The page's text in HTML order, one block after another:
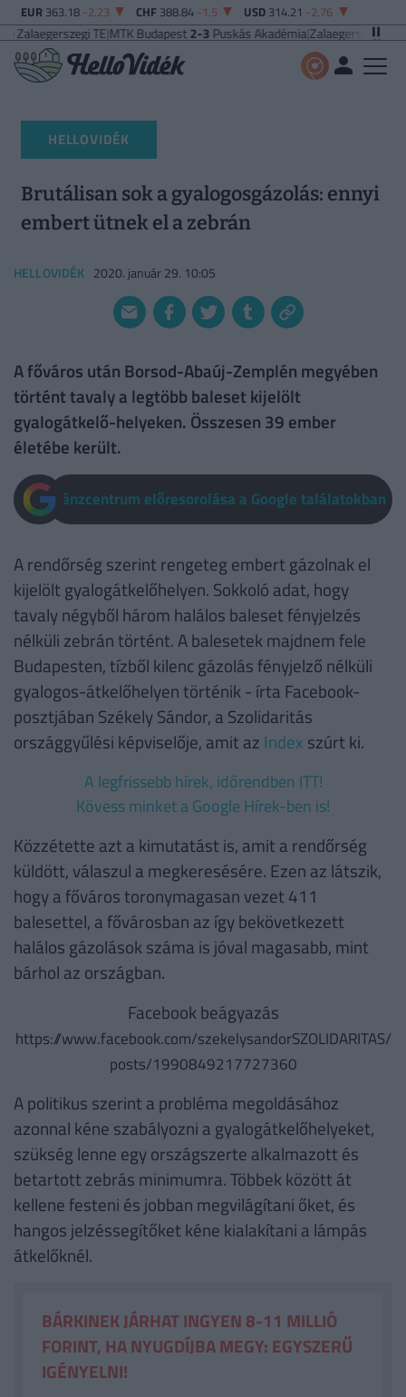
EUR 363.18 -2.23 CHF 388.84 -1.5 USD 314.21 -2.76
TE|MTK Budapest2-3Puskás Akadémia|Zalaegerszegi TE5-2Paksi FC
HELLOVIDÉK
Brutálisan sok a gyalogosgázolás: ennyi
embert ütnek el a zebrán
HELLOVIDÉK 2020. január 29. 10:05
A főváros után Borsod-Abaúj-Zemplén megyében
történt tavaly a legtöbb baleset kijelölt
gyalogátkelő-helyeken. Összesen 39 ember
életébe került.
Pénzcentrum előresorolása a Google találatokban
A rendőrség szerint rengeteg embert gázolnak el
kijelölt gyalogátkelőhelyen. Sokkoló adat, hogy
tavaly négyből három halálos baleset fényjelzés
nélküli zebrán történt. A balesetek majdnem fele
Budapesten, tízből kilenc gázolás fényjelző nélküli
gyalogos-átkelőhelyen történik - írta Facebook-
posztjában Székely Sándor, a Szolidaritás
országgyűlési képviselője, amit az Index szúrt ki.
A legfrissebb hírek, időrendben ITT!
Kövess minket a Google Hírek-ben is!
Közzétette azt a kimutatást is, amit a rendőrség
küldött, válaszul a megkeresésére. Ezen az látszik,
hogy a főváros toronymagasan vezet 411
balesettel, a fővárosban az így bekövetkezett
halálos gázolások száma is jóval magasabb, mint
bárhol az országban.
Facebook beágyazás
https://www.facebook.com/szekelysandorSZOLIDARITAS/
posts/1990849217727360
A politikus szerint a probléma megoldásához
azonnal kéne szabályozni a gyalogátkelőhelyeket,
szükség lenne egy országszerte alkalmazott és
betartott zebrás minimumra. Többek között át
kellene festeni és jobban megvilágítani őket, és
hangos jelzéssegítőket kéne kialakítani a lámpás
átkelőknél.
BÁRKINEK JÁRHAT INGYEN 8-11 MILLIÓ
FORINT, HA NYUGDÍJBA MEGY: EGYSZERŰ
IGÉNYELNI!